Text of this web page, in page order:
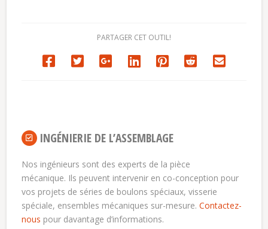
PARTAGER CET OUTIL!
INGÉNIERIE DE L’ASSEMBLAGE
Nos ingénieurs sont des experts de la pièce
mécanique. Ils peuvent intervenir en co-conception pour
vos projets de séries de boulons spéciaux, visserie
spéciale, ensembles mécaniques sur-mesure.Contactez-
nous pour davantage d’informations.